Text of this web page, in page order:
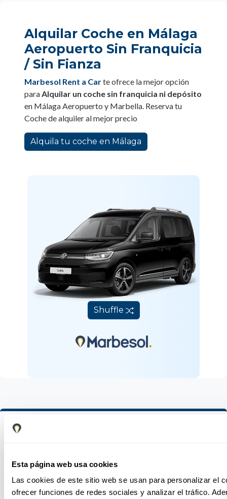
Esta página web usa cookies
Las cookies de este sitio web se usan para personalizar el
ofrecer funciones de redes sociales y analizar el tráfico.
Alquilar Coche en Málaga
Aeropuerto Sin Franquicia
/ Sin Fianza
Marbesol Rent a Carte ofrece la mejor opción
para Alquilar un coche sin franquicia ni depósito
en Málaga Aeropuerto y Marbella. Reserva tu
Coche de alquiler al mejor precio
Alquila tu coche en Málaga
Shuffle
¡Bienvenido al blog de Tips
vacaciones en la Costa del Sol!
Si estás interesado en obtener consejos prácticos para
aprovechar al máximo tu experiencia en la Costa del Sol,